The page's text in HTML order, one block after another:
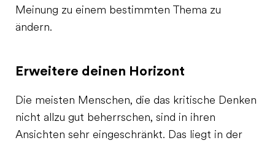
Meinung zu einem bestimmten Thema zu
ändern.
Erweitere deinen Horizont
Die meisten Menschen, die das kritische Denken
nicht allzu gut beherrschen, sind in ihren
Ansichten sehr eingeschränkt. Das liegt in der